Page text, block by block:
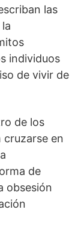
las
individuos
de vivir de
de los
en
de
obsesión